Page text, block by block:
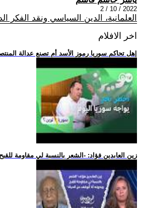
2022 / 10 / 2
العلمانية، الدين السياسي ونقد الفكر
اخر الافلام
.. زين العابدين فؤاد: -الشعر بالنسبة لي مقاومة